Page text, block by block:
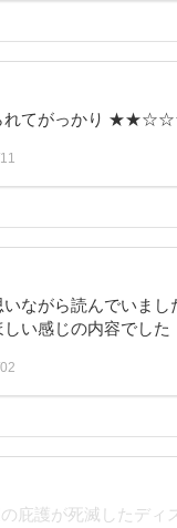
られてがっかり
ながら読んでいま
い感じの内容でした
庇護が死滅したディ